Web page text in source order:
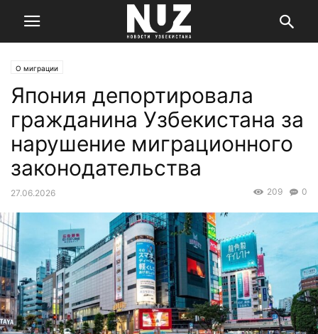
О миграции
Япония депортировала
гражданина Узбекистана за
нарушение миграционного
законодательства
27.06.2026 0
209